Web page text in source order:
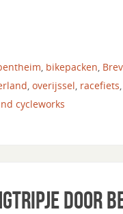
, bikepacken,
, overijssel, racefiets,
cycleworks
door